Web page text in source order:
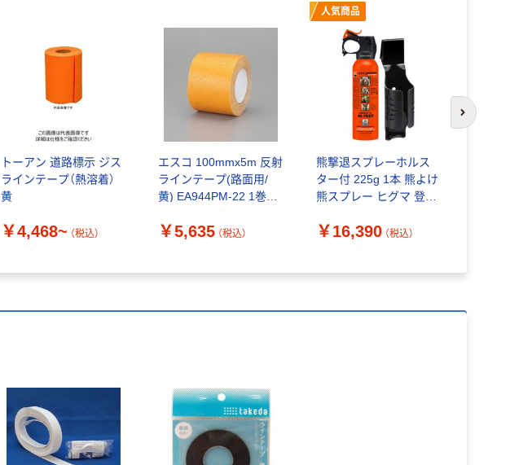
トーアン 道路標示 ジス
ラインテープ（熱溶着）
黄
￥4,468~ （税込）
エスコ 100mmx5m 反射
ラインテープ(路面用/
黄) EA944PM-22 1巻
￥5,635 （税込）
人気商品
熊撃退スプレーホルス
ター付 225g 1本 熊よけ
熊スプレー ヒグマ 登山
EPA 全熊種対応 SOG
￥16,390 （税込）
次のスライド